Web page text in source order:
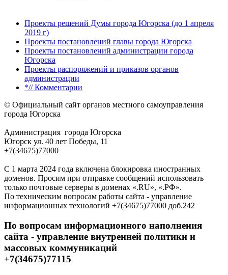
Проекты решений Думы города Югорска (до 1 апреля
2019 г)
Проекты постановлений главы города Югорска
Проекты постановлений администрации города
Югорска
Проекты распоряжений и приказов органов
администрации
*// Комментарии
© Официальный сайт органов местного самоуправления
города Югорска
Администрация города Югорска
Югорск ул. 40 лет Победы, 11
+7(34675)77000
С 1 марта 2024 года включена блокировка иностранных
доменов. Просим при отправке сообщений использовать
только почтовые серверы в доменах «.RU», «.РФ».
По техническим вопросам работы сайта - управление
информационных технологий +7(34675)77000 доб.242
По вопросам информационного наполнения
сайта - управление внутренней политики и
массовых коммуникаций
+7(34675)77115